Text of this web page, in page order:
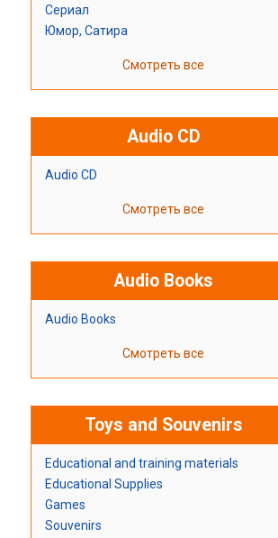
Сериал
Юмор, Сатира
Смотреть все
Audio CD
Audio CD
Смотреть все
Audio Books
Audio Books
Смотреть все
Toys and Souvenirs
Educational and training materials
Educational Supplies
Games
Souvenirs